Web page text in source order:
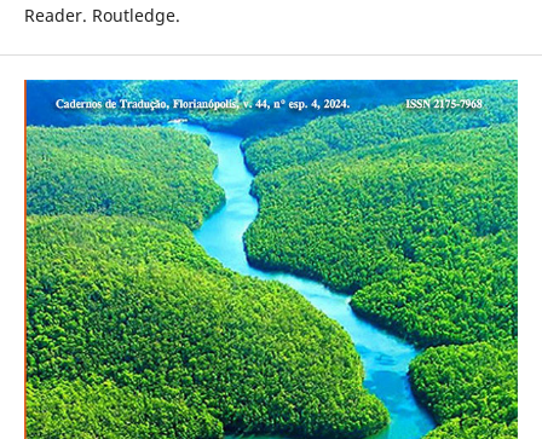
Reader. Routledge.